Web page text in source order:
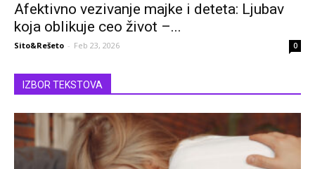
Afektivno vezivanje majke i deteta: Ljubav
koja oblikuje ceo život –...
Sito&Rešeto - Feb 23, 2026 0
IZBOR TEKSTOVA